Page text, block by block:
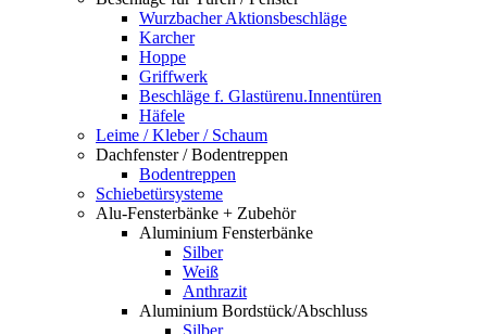
Wurzbacher Aktionsbeschläge
Karcher
Hoppe
Griffwerk
Beschläge f. Glastürenu.Innentüren
Häfele
Leime / Kleber / Schaum
Dachfenster / Bodentreppen
Bodentreppen
Schiebetürsysteme
Alu-Fensterbänke + Zubehör
Aluminium Fensterbänke
Silber
Weiß
Anthrazit
Aluminium Bordstück/Abschluss